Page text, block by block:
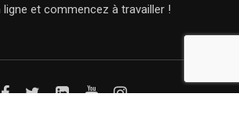
et commencez à travailler !